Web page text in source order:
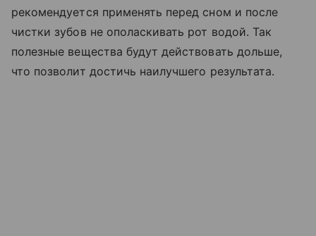
рекомендуется применять перед сном и после
чистки зубов не ополаскивать рот водой. Так
полезные вещества будут действовать дольше,
что позволит достичь наилучшего результата.